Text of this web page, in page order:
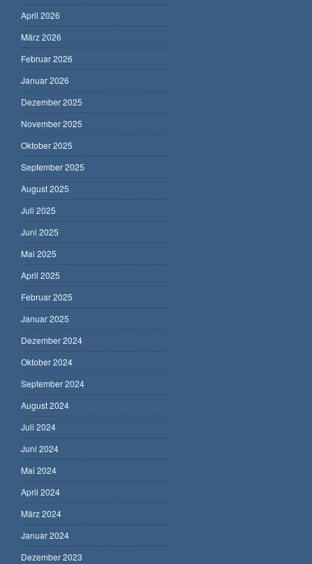
April 2026
März 2026
Februar 2026
Januar 2026
Dezember 2025
November 2025
Oktober 2025
September 2025
August 2025
Juli 2025
Juni 2025
Mai 2025
April 2025
Februar 2025
Januar 2025
Dezember 2024
Oktober 2024
September 2024
August 2024
Juli 2024
Juni 2024
Mai 2024
April 2024
März 2024
Januar 2024
Dezember 2023